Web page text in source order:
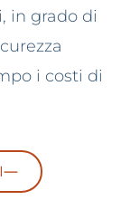
in grado di
i costi di